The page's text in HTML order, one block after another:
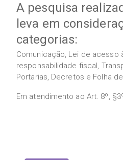
A pesquisa
leva em
categorias:
Comunicação, Lei de acesso
responsabilidade fiscal,
Portarias, Decretos e Folha
Em atendimento ao Art. 8º,